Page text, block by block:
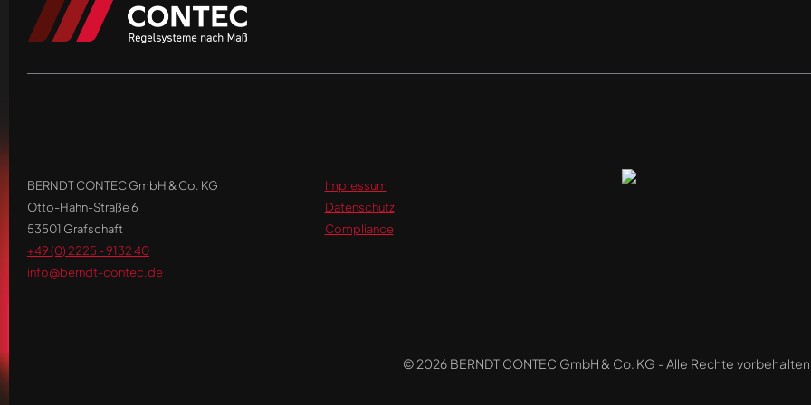
BERNDT CONTEC GmbH & Co. KG
Otto-Hahn-Straße 6
53501 Grafschaft
+49 (0) 2225 - 9132 40
info@berndt-contec.de
Impressum
Datenschutz
Compliance
© 2026 BERNDT CONTEC GmbH & Co. KG - Alle Rechte